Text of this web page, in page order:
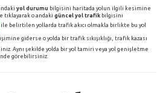
yol durumu bilgisini haritada yolun ilgili kesimine
tıklayarak o andaki güncel yol trafik bilgisini
ile belirtilen yollarda trafik akıcı olmakla birlikte bu yol
giderse o yolda bir trafik sıkışıklığı, trafik kazası
Aynı şekilde yolda bir yol tamiri veya yol genişletme
görebilirsiniz.